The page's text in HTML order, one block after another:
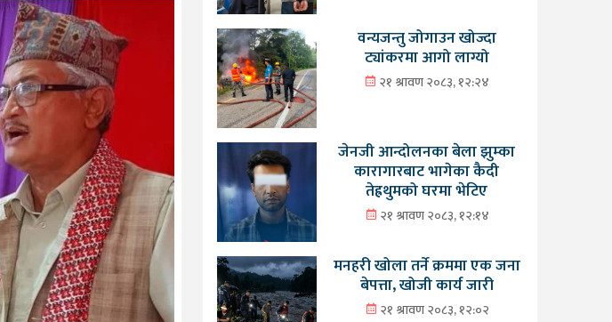
वन्यजन्तु जोगाउन खोज्दा
ट्यांकरमा आगो लाग्यो
२१ श्रावण २०८३, १२:२४
जेनजी आन्दोलनका बेला झुम्का
कारागारबाट भागेका कैदी
तेह्रथुमको घरमा भेटिए
२१ श्रावण २०८३, १२:१४
मनहरी खोला तर्ने क्रममा एक जना
बेपत्ता, खोजी कार्य जारी
२१ श्रावण २०८३, १२:०२